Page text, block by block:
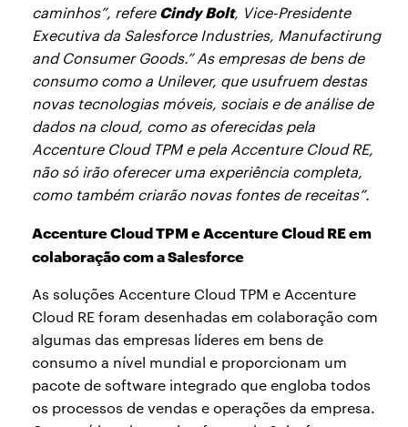
caminhos”, refereCindy Bolt, Vice-Presidente
Executiva da Salesforce Industries, Manufactirung
and Consumer Goods.” As empresas de bens de
consumo como a Unilever, que usufruem destas
novas tecnologias móveis, sociais e de análise de
dados na cloud, como as oferecidas pela
Accenture Cloud TPM e pela Accenture Cloud RE,
não só irão oferecer uma experiência completa,
como também criarão novas fontes de receitas”.
Accenture Cloud TPM e Accenture Cloud RE em
colaboração com a Salesforce
As soluções Accenture Cloud TPM e Accenture
Cloud RE foram desenhadas em colaboração com
algumas das empresas líderes em bens de
consumo a nível mundial e proporcionam um
pacote de software integrado que engloba todos
os processos de vendas e operações da empresa.